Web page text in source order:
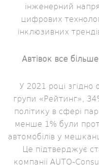
інженерний
цифрових
інклюзивних
Автівок все
У 2021 році згідно
групи «Рейтинг»,
політику в сфері
менше 1% були
автомобілів у
Це підтверджує
компанії AUTO-